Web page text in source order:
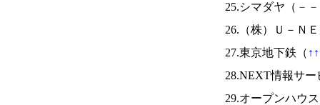
25.シマダヤ（ － －
26.（株）Ｕ－Ｎ
27.東京地下鉄（ ↑ ↑
28.NEXT情報サー
29.オープンハウ